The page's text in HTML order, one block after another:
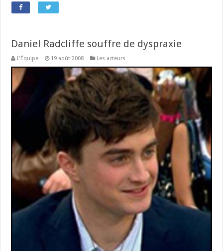
Daniel Radcliffe souffre de dyspraxie
L'Équipe 19 août 2008 Les acteurs